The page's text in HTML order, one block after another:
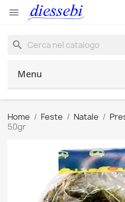

search
Menu
Home Feste Natale
50gr